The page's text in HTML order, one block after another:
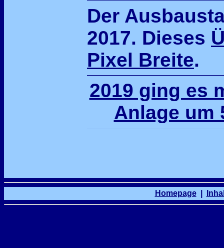
Der
2017. Dieses
Pixel Breite.
2019 ging es
Anlage um
Homepage|